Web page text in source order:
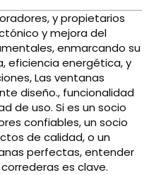
y propietarios
y mejora del
enmarcando su
eficiencia energética, y
Las ventanas
diseño., funcionalidad
de uso. Si es un socio
confiables, un socio
de calidad, o un
perfectas, entender
es clave.